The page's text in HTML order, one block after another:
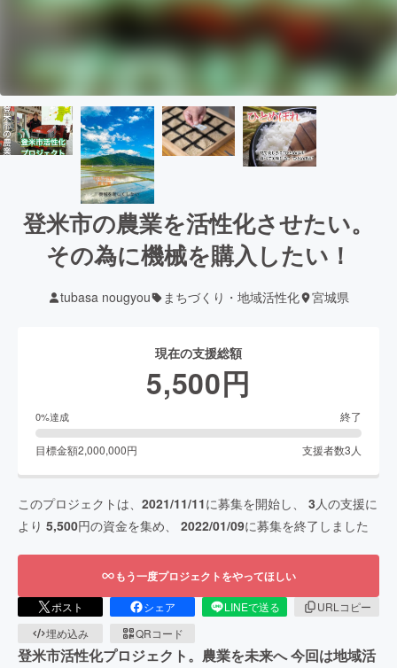
登米市の農業を活性化させたい。
その為に機械を購入したい！
tubasa nougyou まちづくり・地域活性化 宮城県
現在の支援総額
5,500円
0%達成 終了
目標金額2,000,000円 支援者数3 人
このプロジェクトは、 2021/11/11に募集を開始し、 3人の支援に
より 5,500円の資金を集め、 2022/01/09に募集を終了しました
もう一度プロジェクトをやってほしい
ポスト シェア LINEで送る
URLコピー
埋め込み
QRコード
登米市活性化プロジェクト。農業を未来へ 今回は地域活